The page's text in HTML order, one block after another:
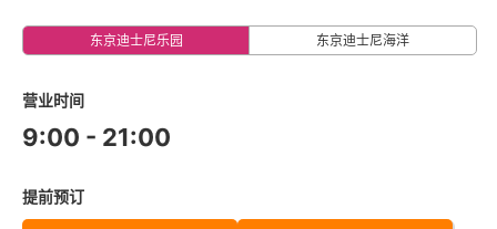
东京迪士尼乐园 东京迪士尼海洋
营业时间
9:00 - 21:00
提前预订